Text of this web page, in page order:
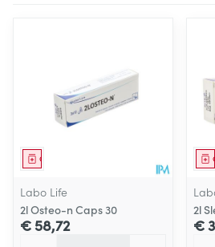
Geneesmiddel
Labo Life
2l Osteo-n Caps 30
€ 58,72
2l
€